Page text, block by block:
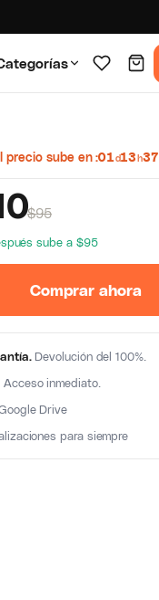
precio sube en 01d13h37
$95
sube a $95
Comprar ahora
Devolución del 100%.
Acceso inmediato.
Drive
para siempre